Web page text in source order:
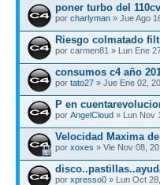
poner turbo del
por charlyman » Jue Ago
Riesgo colmatado
por carmen81 » Lun Ene
consumos c4 año
por tato27 » Jue Ene 02,
P en
por AngelCloud » Lun Nov
Velocidad Maxima
por xoxes » Vie Nov 08,
por xpresso0 » Lun Oct